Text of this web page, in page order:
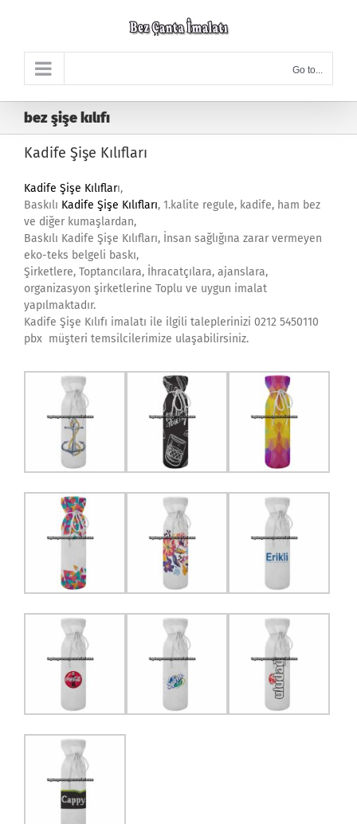
Go to...
bez şişe kılıfı
Kadife Şişe Kılıfları
Kadife Şişe Kılıfları,
Baskılı Kadife Şişe Kılıfları, 1.kalite regule, kadife, ham bez
ve diğer kumaşlardan,
Baskılı Kadife Şişe Kılıfları, İnsan sağlığına zarar vermeyen
eko-teks belgeli baskı,
Şirketlere, Toptancılara, İhracatçılara, ajanslara,
organizasyon şirketlerine Toplu ve uygun imalat
yapılmaktadır.
Kadife Şişe Kılıfı imalatı ile ilgili taleplerinizi 0212 5450110
pbx müşteri temsilcilerimize ulaşabilirsiniz.